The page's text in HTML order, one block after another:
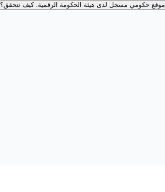
موقع حكومي مسجل لدى هيئة الحكومة الرقمية.كيف تتحقق؟